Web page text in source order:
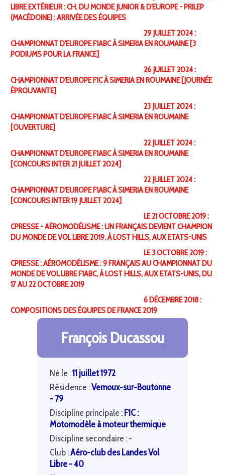
LIBRE EXTÉRIEUR : CH. DU MONDE JUNIOR & D'EUROPE - PRILEP
(MACÉDOINE) : ARRIVÉE DES ÉQUIPES
29 JUILLET 2024 :
CHAMPIONNAT D'EUROPE F1ABC À SIMERIA EN ROUMAINE [3
PODIUMS POUR LA FRANCE]
26 JUILLET 2024 :
CHAMPIONNAT D'EUROPE F1C À SIMERIA EN ROUMAINE [JOURNÉE
ÉPROUVANTE]
23 JUILLET 2024 :
CHAMPIONNAT D'EUROPE F1ABC À SIMERIA EN ROUMAINE
[OUVERTURE]
22 JUILLET 2024 :
CHAMPIONNAT D'EUROPE F1ABC À SIMERIA EN ROUMAINE
[CONCOURS INTER 21 JUILLET 2024]
22 JUILLET 2024 :
CHAMPIONNAT D'EUROPE F1ABC À SIMERIA EN ROUMAINE
[CONCOURS INTER 19 JUILLET 2024]
LE 21 OCTOBRE 2019 :
CPRESSE - AÉROMODÉLISME : UN FRANÇAIS DEVIENT CHAMPION
DU MONDE DE VOL LIBRE 2019, À LOST HILLS, AUX ETATS-UNIS
LE 3 OCTOBRE 2019 :
CPRESSE : AÉROMODÉLISME : 9 FRANÇAIS AU CHAMPIONNAT DU
MONDE DE VOL LIBRE F1ABC, À LOST HILLS, AUX ETATS-UNIS, DU
17 AU 22 OCTOBRE 2019
6 DÉCEMBRE 2018 :
COMPOSITIONS DES ÉQUIPES DE FRANCE 2019
François Ducassou
Né le :11 juillet 1972
Résidence :Vernoux-sur-Boutonne
- 79
Discipline principale :F1C :
Motomodèle à moteur thermique
Discipline secondaire : -
Club :Aéro-club des Landes Vol
Libre - 40